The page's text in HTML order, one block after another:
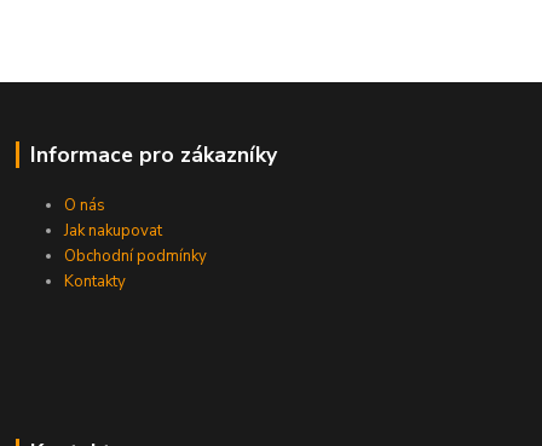
Informace pro zákazníky
O nás
Jak nakupovat
Obchodní podmínky
Kontakty